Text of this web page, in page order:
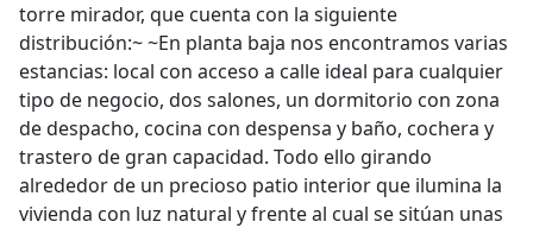
torre mirador, que cuenta con la siguiente
distribución:~ ~En planta baja nos encontramos varias
estancias: local con acceso a calle ideal para cualquier
tipo de negocio, dos salones, un dormitorio con zona
de despacho, cocina con despensa y baño, cochera y
trastero de gran capacidad. Todo ello girando
alrededor de un precioso patio interior que ilumina la
vivienda con luz natural y frente al cual se sitúan unas